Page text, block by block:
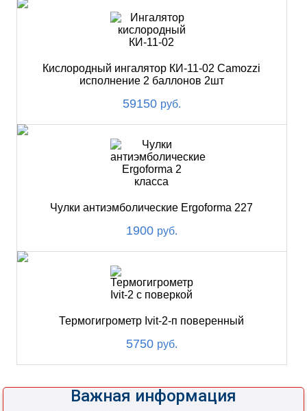
Кислородный ингалятор КИ-11-02 Camozzi
исполнение 2 баллонов 2шт
59150 руб.
Чулки антиэмболические Ergoforma 227
1900 руб.
Термогигрометр Ivit-2-п поверенный
5750 руб.
Важная информация